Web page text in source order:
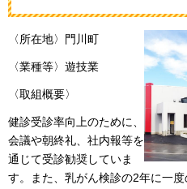
〈所在地〉門川町
〈業種等〉遊技業
〈取組概要〉
健診受診率向上のために、
会議や朝終礼、社内報等を
通じて受診勧奨していま
す。また、乳がん検診の2年に一